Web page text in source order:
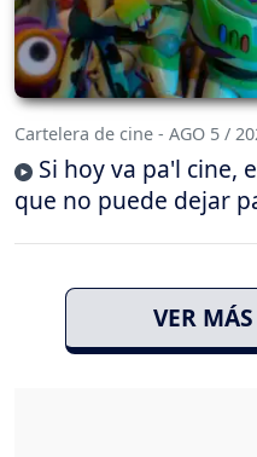
Cartelera de cine - AGO 5 /
Si hoy va pa'l cine,
que no puede dejar
VER